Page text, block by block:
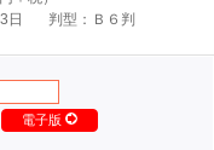
日
判型：Ｂ６判
電子版